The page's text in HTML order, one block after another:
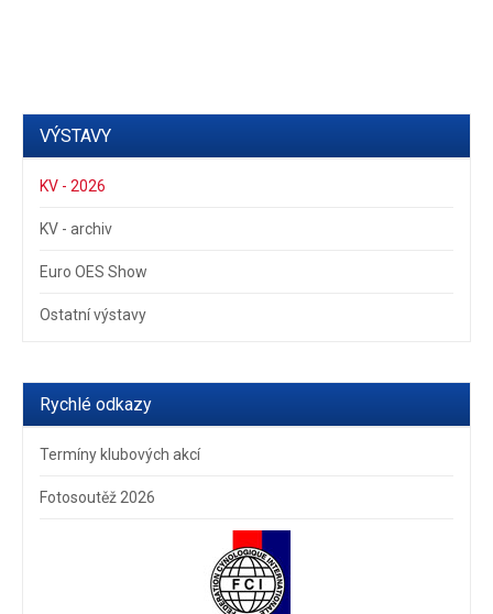
VÝSTAVY
KV - 2026
KV - archiv
Euro OES Show
Ostatní výstavy
Rychlé odkazy
Termíny klubových akcí
Fotosoutěž 2026